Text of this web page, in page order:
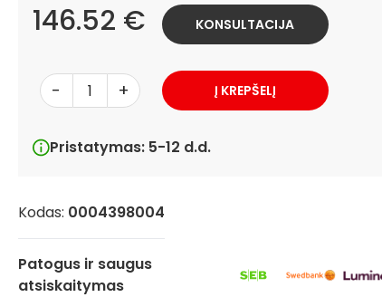
146.52 €
- +
Pristatymas: 5-12 d.d.
Į KREPŠELĮ
KONSULTACIJA
Kodas: 0004398004
Patogus ir saugus
atsiskaitymas